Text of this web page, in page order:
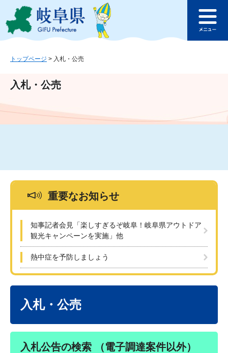
ジ
ュ
文
このページの本文へ
ュ
トップページ > 入札・公売
入札・公売
重要なお知らせ
知事記者会見「楽しすぎるぞ岐阜！岐阜県アウトドア
観光キャンペーンを実施」他
熱中症を予防しましょう
入札・公売
入札公告の検索 （電子調達案件以外）